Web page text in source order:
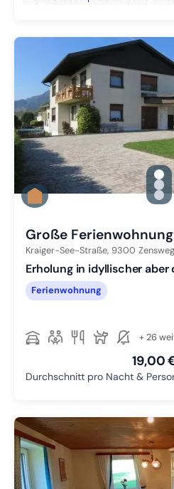
Zu
Große Ferienwohnung
Kraiger-See-Straße, 9300 Zensweg
Erholung in idyllischer aber
Ferienwohnung
+ 26
19,00
Durchschnitt pro Nacht &